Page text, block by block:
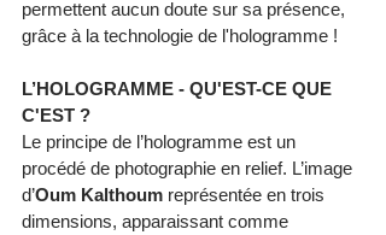
permettent aucun doute sur sa présence,
grâce à la technologie de l'hologramme !
L’HOLOGRAMME - QU'EST-CE QUE
C'EST ?
Le principe de l’hologramme est un
procédé de photographie en relief. L’image
d’Oum Kalthoum représentée en trois
dimensions, apparaissant comme